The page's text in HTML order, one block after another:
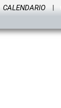
CALENDARIO